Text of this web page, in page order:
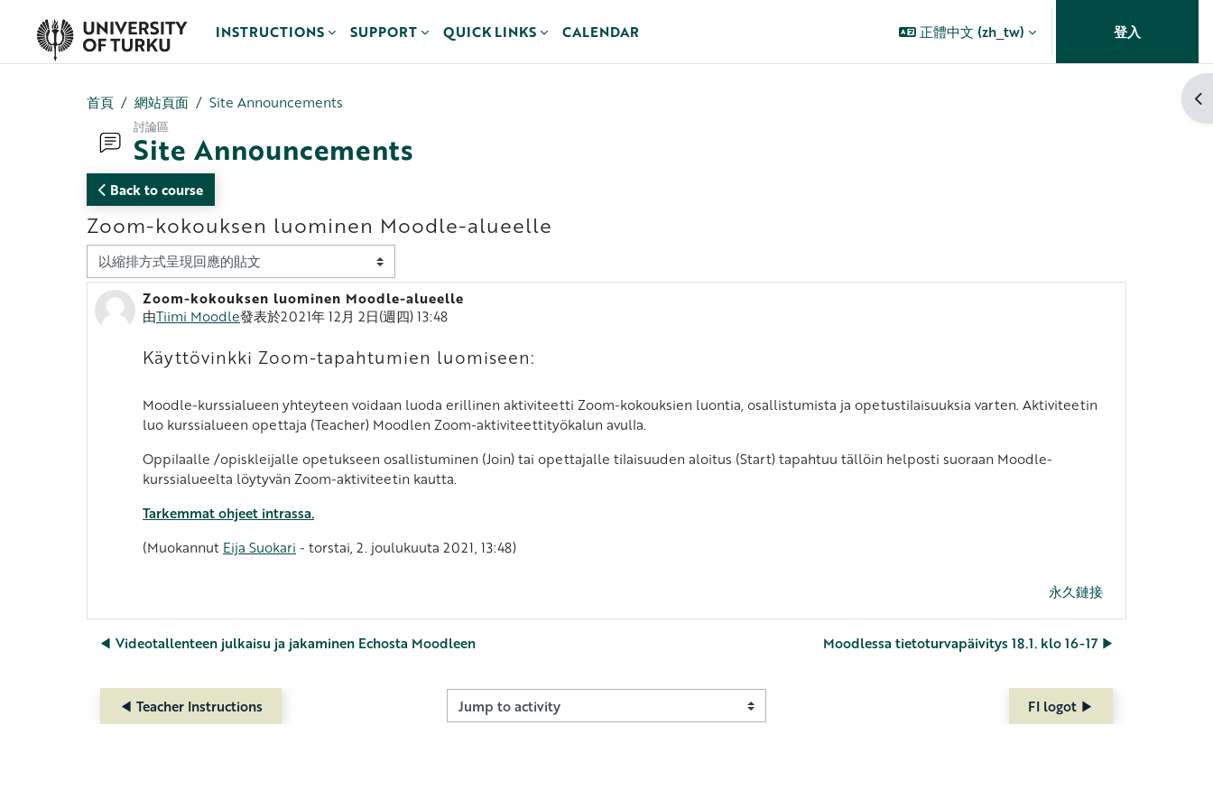
INSTRUCTIONS
SUPPORT QUICK LINKS CALENDAR 正體中文 ‎(zh_tw)‎ 登入
開
首頁 網站頁面 Site Announcements
討論區
Site Announcements
Back to course
Zoom-kokouksen luominen Moodle-alueelle
顯示模式
Zoom-kokouksen luominen Moodle-alueelle
由Tiimi Moodle發表於2021年 12月 2日(週四) 13:48
Number of replies: 0
Käyttövinkki Zoom-tapahtumien luomiseen:
Moodle-kurssialueen yhteyteen voidaan luoda erillinen aktiviteetti Zoom-kokouksien luontia, osallistumista ja opetustilaisuuksia varten. Aktiviteetin
luo kurssialueen opettaja (Teacher) Moodlen Zoom-aktiviteettityökalun avulla.
Oppilaalle /opiskleijalle opetukseen osallistuminen (Join) tai opettajalle tilaisuuden aloitus (Start) tapahtuu tällöin helposti suoraan Moodle-
kurssialueelta löytyvän Zoom-aktiviteetin kautta.
Tarkemmat ohjeet intrassa.
(Muokannut Eija Suokari - torstai, 2. joulukuuta 2021, 13:48)
永久鏈接
◀︎ Videotallenteen julkaisu ja jakaminen Echosta Moodleen Moodlessa tietoturvapäivitys 18.1. klo 16-17 ▶︎
◀︎ Teacher Instructions Jump to activity FI logot ▶︎